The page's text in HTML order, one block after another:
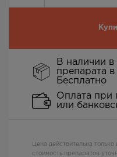
В наличии в
препарата
Бесплатно
Оплата при
или
Цена действительна
стоимость препаратов